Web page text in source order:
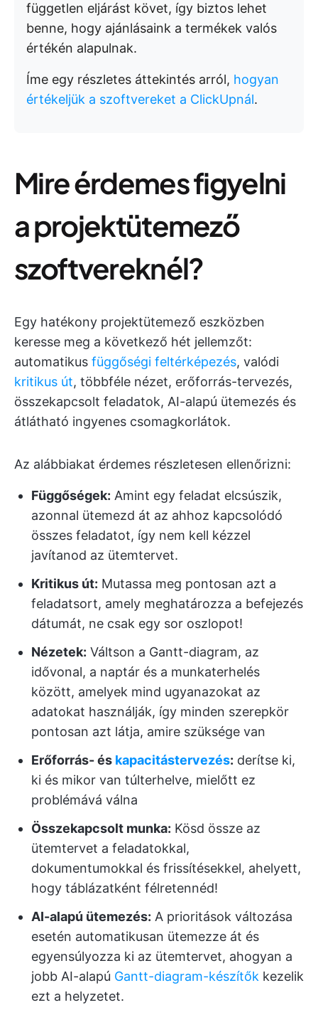
független eljárást követ, így biztos lehet
benne, hogy ajánlásaink a termékek valós
értékén alapulnak.
Íme egy részletes áttekintés arról, hogyan
értékeljük a szoftvereket a ClickUpnál.
Mire érdemes figyelni
a projektütemező
szoftvereknél?
Egy hatékony projektütemező eszközben
keresse meg a következő hét jellemzőt:
automatikus függőségi feltérképezés, valódi
kritikus út, többféle nézet, erőforrás-tervezés,
összekapcsolt feladatok, AI-alapú ütemezés és
átlátható ingyenes csomagkorlátok.
Az alábbiakat érdemes részletesen ellenőrizni:
Függőségek: Amint egy feladat elcsúszik,
azonnal ütemezd át az ahhoz kapcsolódó
összes feladatot, így nem kell kézzel
javítanod az ütemtervet.
Kritikus út: Mutassa meg pontosan azt a
feladatsort, amely meghatározza a befejezés
dátumát, ne csak egy sor oszlopot!
Nézetek: Váltson a Gantt-diagram, az
idővonal, a naptár és a munkaterhelés
között, amelyek mind ugyanazokat az
adatokat használják, így minden szerepkör
pontosan azt látja, amire szüksége van
Erőforrás- és kapacitástervezés: derítse ki,
ki és mikor van túlterhelve, mielőtt ez
problémává válna
Összekapcsolt munka: Kösd össze az
ütemtervet a feladatokkal,
dokumentumokkal és frissítésekkel, ahelyett,
hogy táblázatként félretennéd!
AI-alapú ütemezés: A prioritások változása
esetén automatikusan ütemezze át és
egyensúlyozza ki az ütemtervet, ahogyan a
jobb AI-alapú Gantt-diagram-készítők kezelik
ezt a helyzetet.